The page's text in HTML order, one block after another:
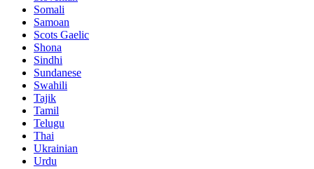
Somali
Samoan
Scots Gaelic
Shona
Sindhi
Sundanese
Swahili
Tajik
Tamil
Telugu
Thai
Ukrainian
Urdu